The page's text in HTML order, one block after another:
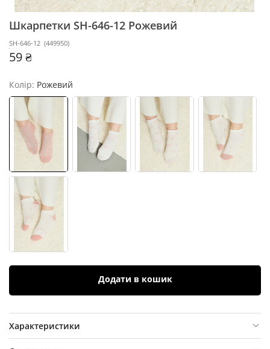
Шкарпетки SH-646-12 Рожевий
SH-646-12 (449950)
59 ₴
Колір: Рожевий
Додати в кошик
Характеристики